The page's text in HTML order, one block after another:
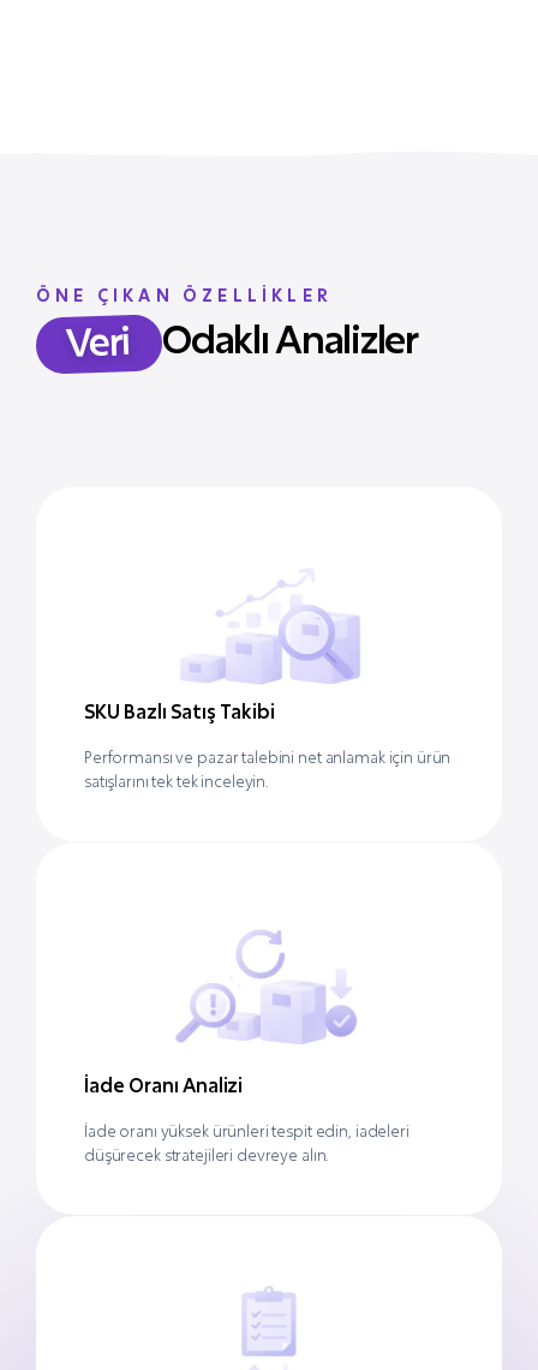
ÖNE ÇIKAN ÖZELLİKLER
Veri Odaklı Analizler
SKU Bazlı Satış Takibi
Performansı ve pazar talebini net anlamak için ürün
satışlarını tek tek inceleyin.
İade Oranı Analizi
İade oranı yüksek ürünleri tespit edin, iadeleri
düşürecek stratejileri devreye alın.